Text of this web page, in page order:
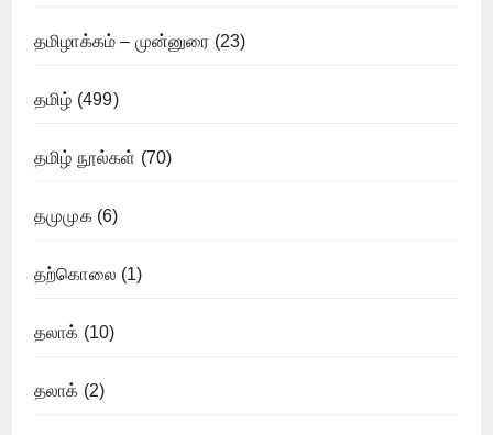
தமிழாக்கம் – முன்னுரை (23)
தமிழ் (499)
தமிழ் நூல்கள் (70)
தமுமுக(6)
தற்கொலை (1)
தலாக் (10)
தலாக் (2)